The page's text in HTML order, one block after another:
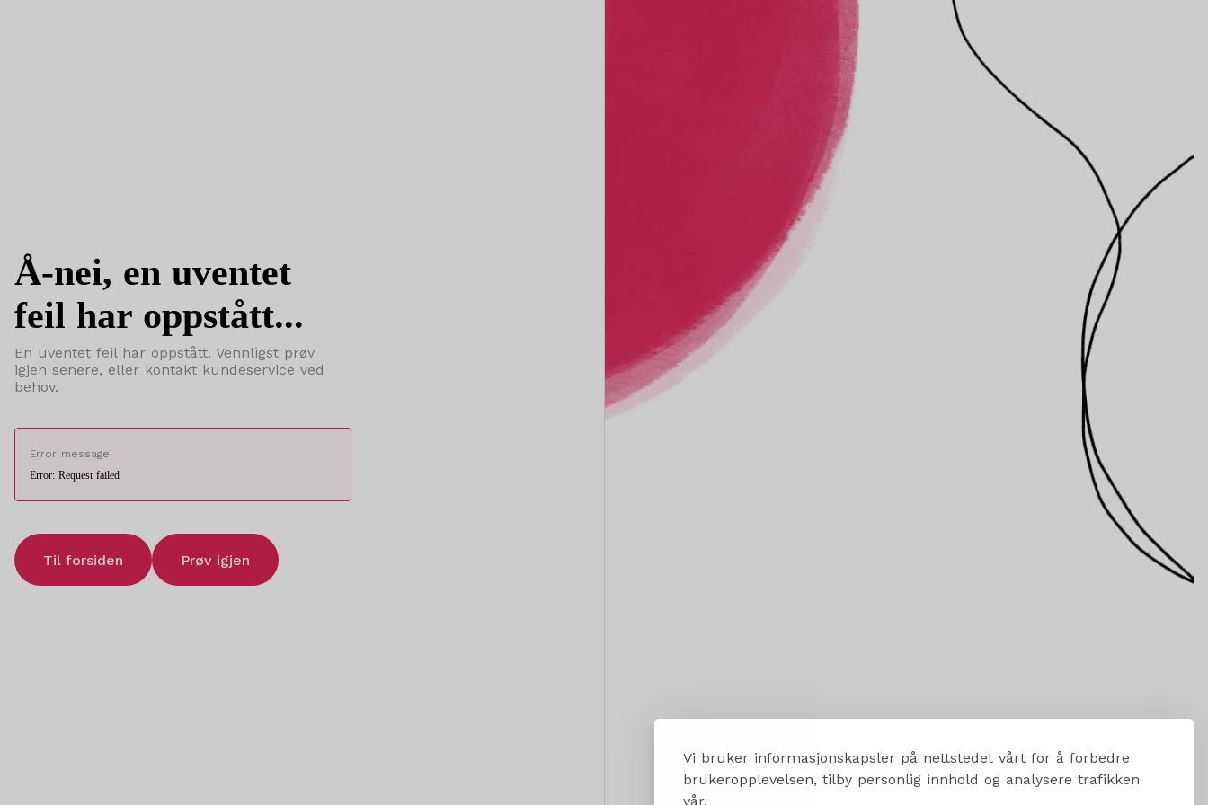
Vi bruker informasjonskapsler på nettstedet vårt for å forbedre
brukeropplevelsen, tilby personlig innhold og analysere trafikken
vår.
Å-nei, en uventet
feil har oppstått...
En uventet feil har oppstått. Vennligst prøv
igjen senere, eller kontakt kundeservice ved
behov.
Error message:
Error: Request failed
Til forsiden Prøv igjen